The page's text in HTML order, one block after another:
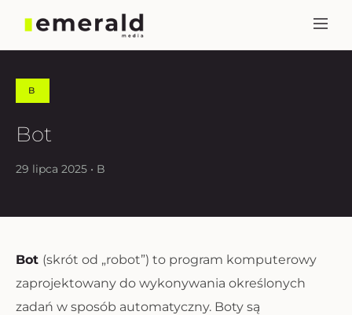
B
Bot
29 lipca 2025 • B
Bot (skrót od „robot”) to program komputerowy
zaprojektowany do wykonywania określonych
zadań w sposób automatyczny. Boty są